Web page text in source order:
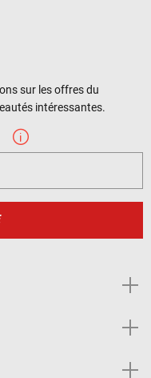
sur les offres du
intéressantes.